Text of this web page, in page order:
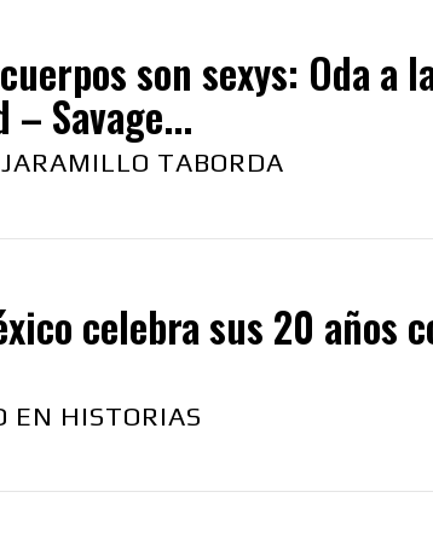
son sexys: Oda a
Savage...
TABORDA
celebra sus 20 años
EN HISTORIAS